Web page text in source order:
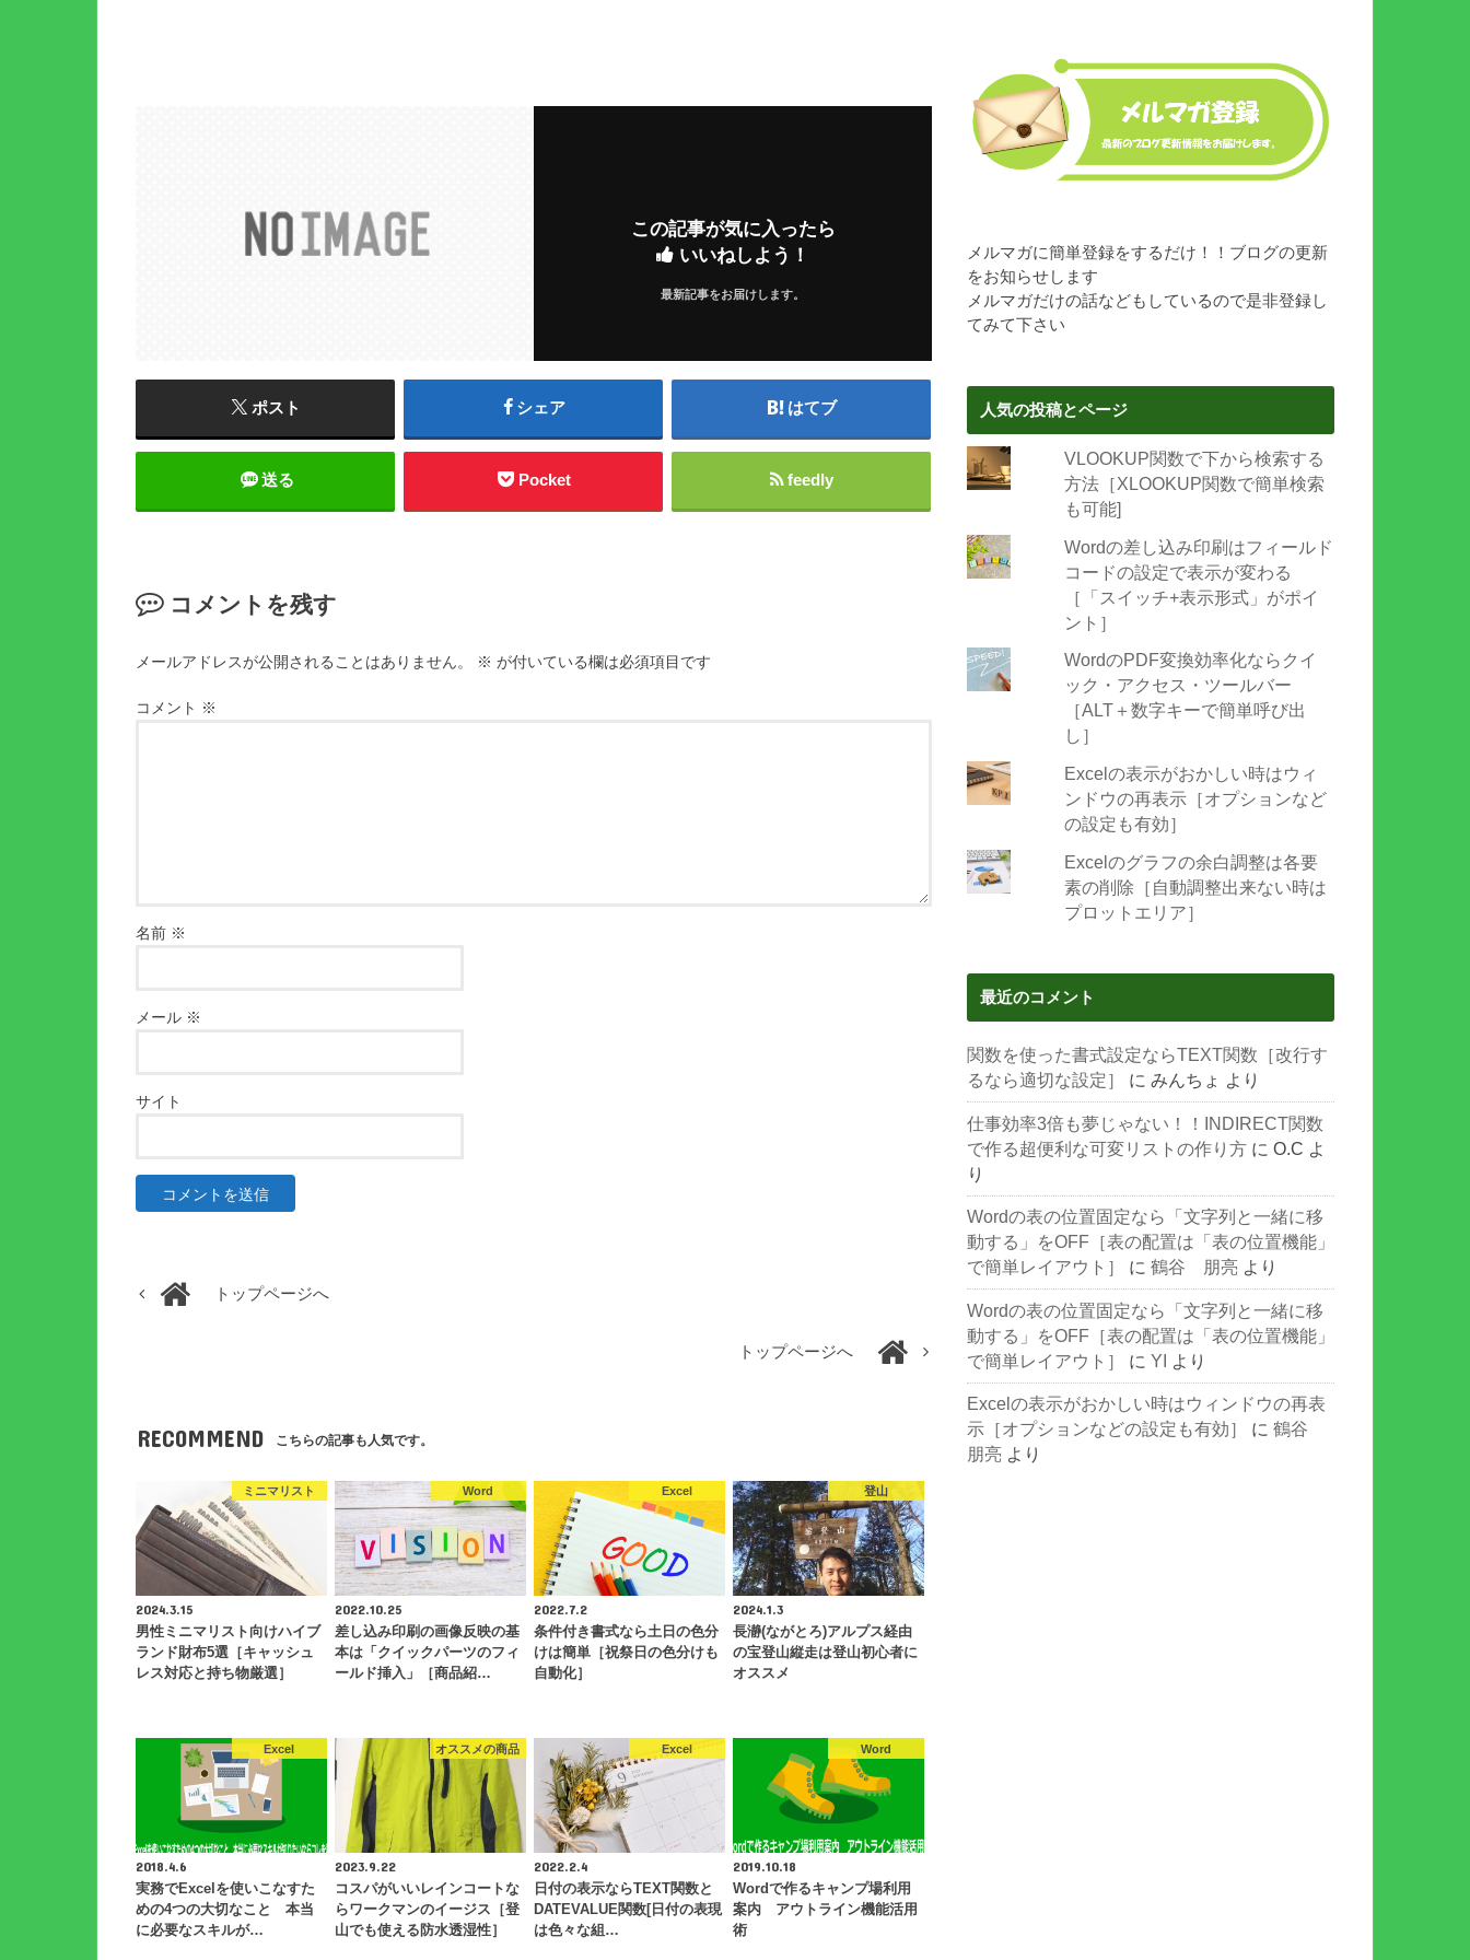
この記事が気に入ったら
いいねしよう！
最新記事をお届けします。
ポスト シェア はてブ
送る Pocket feedly
コメントを残す
メールアドレスが公開されることはありません。 ※ が付いている欄は必須項目です
コメント ※
名前 ※
メール ※
サイト
トップページへ
トップページへ
RECOMMEND こちらの記事も人気です。
ミニマリスト
2024.3.15
男性ミニマリスト向けハイブ
ランド財布5選［キャッシュ
レス対応と持ち物厳選］
Word
2022.10.25
差し込み印刷の画像反映の基
本は「クイックパーツのフィ
ールド挿入」［商品紹…
Excel
2022.7.2
条件付き書式なら土日の色分
けは簡単［祝祭日の色分けも
自動化］
登山
2024.1.3
長瀞(ながとろ)アルプス経由
の宝登山縦走は登山初心者に
オススメ
Excel
2018.4.6
実務でExcelを使いこなすた
めの4つの大切なこと 本当
に必要なスキルが…
オススメの商品
2023.9.22
コスパがいいレインコートな
らワークマンのイージス［登
山でも使える防水透湿性］
Excel
2022.2.4
日付の表示ならTEXT関数と
DATEVALUE関数[日付の表現
は色々な組…
Word
2019.10.18
Wordで作るキャンプ場利用
案内 アウトライン機能活用
術
メルマガに簡単登録をするだけ！！ブログの更新
をお知らせします
メルマガだけの話などもしているので是非登録し
てみて下さい
人気の投稿とページ
VLOOKUP関数で下から検索する
方法［XLOOKUP関数で簡単検索
も可能]
Wordの差し込み印刷はフィールド
コードの設定で表示が変わる
［「スイッチ+表示形式」がポイ
ント］
WordのPDF変換効率化ならクイ
ック・アクセス・ツールバー
［ALT＋数字キーで簡単呼び出
し］
Excelの表示がおかしい時はウィ
ンドウの再表示［オプションなど
の設定も有効］
Excelのグラフの余白調整は各要
素の削除［自動調整出来ない時は
プロットエリア］
最近のコメント
関数を使った書式設定ならTEXT関数［改行す
るなら適切な設定］
に みんちょ より
仕事効率3倍も夢じゃない！！INDIRECT関数
で作る超便利な可変リストの作り方 に O.C よ
り
Wordの表の位置固定なら「文字列と一緒に移
動する」をOFF［表の配置は「表の位置機能」
で簡単レイアウト］
に 鶴谷 朋亮 より
Wordの表の位置固定なら「文字列と一緒に移
動する」をOFF［表の配置は「表の位置機能」
で簡単レイアウト］
に YI より
Excelの表示がおかしい時はウィンドウの再表
示［オプションなどの設定も有効］
に 鶴谷
朋亮 より